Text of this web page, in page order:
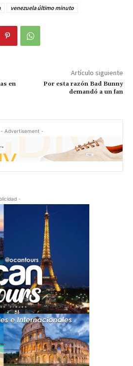
venezuela último minuto
en
Artículo siguiente
Por esta razón Bad Bunny
demandó a un fan
- Advertisement -
-